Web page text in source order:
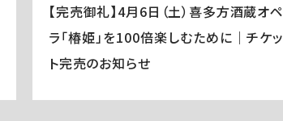
【完売御礼】4月6日（土）喜多方酒蔵オペ
ラ「椿姫」を100倍楽しむために｜チケッ
ト完売のお知らせ